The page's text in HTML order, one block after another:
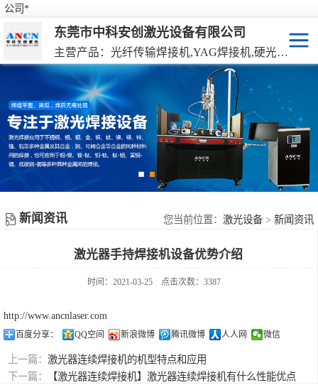
公司*
东莞市中科安创激光设备有限公司
主营产品：光纤传输焊接机,YAG焊接机,硬光路焊接机,激光器连续焊接机
新闻资讯 您当前位置： 激光设备 > 新闻资讯
激光器手持焊接机设备优势介绍
时间：2021-03-25 点击次数：3387
http://www.ancnlaser.com
百度分享： QQ空间 新浪微博 腾讯微博 人人网 微信
上一篇： 激光器连续焊接机的机型特点和应用
下一篇：
【激光器连续焊接机】激光器连续焊接机有什么性能优点
激光焊接机
激光打标机
激光切割机
YAG硬光路激光焊接机
光纤传输激光焊接机
光纤激光器连续焊接机
机械手激光焊接机
手持激光焊接机